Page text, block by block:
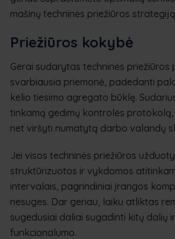
mašinų techninės priežiūros
Priežiūros kokybė
Gerai sudarytas techninės priežiūros
svarbiausia priemonė, padedanti
kelio tiesimo agregato būklę.
tinkamą gedimų kontrolės
net viršyti numatytą darbo valandų
Jei visos techninės priežiūros
struktūrizuotos ir vykdomos
intervalais, pagrindiniai įrangos
nesuges. Dar geriau, laiku atliktas
sugedusiai daliai sugadinti kitų dalių
funkcionalumo.